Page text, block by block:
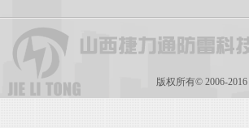
版权所有© 2006-2016